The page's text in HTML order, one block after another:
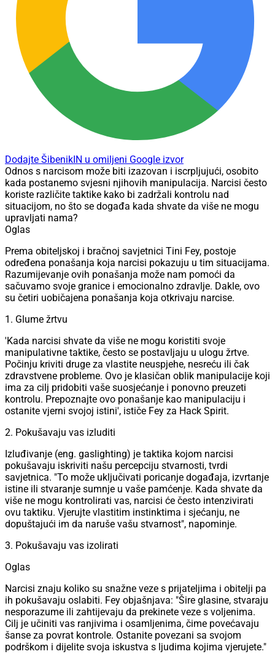
Dodajte ŠibenikIN u omiljeni Google izvor
Odnos s narcisom može biti izazovan i iscrpljujući, osobito
kada postanemo svjesni njihovih manipulacija. Narcisi često
koriste različite taktike kako bi zadržali kontrolu nad
situacijom, no što se događa kada shvate da više ne mogu
upravljati nama?
Oglas
Prema obiteljskoj i bračnoj savjetnici Tini Fey, postoje
određena ponašanja koja narcisi pokazuju u tim situacijama.
Razumijevanje ovih ponašanja može nam pomoći da
sačuvamo svoje granice i emocionalno zdravlje. Dakle, ovo
su četiri uobičajena ponašanja koja otkrivaju narcise.
1. Glume žrtvu
'Kada narcisi shvate da više ne mogu koristiti svoje
manipulativne taktike, često se postavljaju u ulogu žrtve.
Počinju kriviti druge za vlastite neuspjehe, nesreću ili čak
zdravstvene probleme. Ovo je klasičan oblik manipulacije koji
ima za cilj pridobiti vaše suosjećanje i ponovno preuzeti
kontrolu. Prepoznajte ovo ponašanje kao manipulaciju i
ostanite vjerni svojoj istini', ističe Fey za Hack Spirit.
2. Pokušavaju vas izluditi
Izluđivanje (eng. gaslighting) je taktika kojom narcisi
pokušavaju iskriviti našu percepciju stvarnosti, tvrdi
savjetnica. "To može uključivati poricanje događaja, izvrtanje
istine ili stvaranje sumnje u vaše pamćenje. Kada shvate da
više ne mogu kontrolirati vas, narcisi će često intenzivirati
ovu taktiku. Vjerujte vlastitim instinktima i sjećanju, ne
dopuštajući im da naruše vašu stvarnost", napominje.
3. Pokušavaju vas izolirati
Oglas
Narcisi znaju koliko su snažne veze s prijateljima i obitelji pa
ih pokušavaju oslabiti. Fey objašnjava: "Šire glasine, stvaraju
nesporazume ili zahtijevaju da prekinete veze s voljenima.
Cilj je učiniti vas ranjivima i osamljenima, čime povećavaju
šanse za povrat kontrole. Ostanite povezani sa svojom
podrškom i dijelite svoja iskustva s ljudima kojima vjerujete."